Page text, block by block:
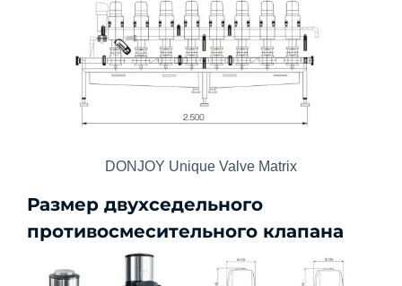
DONJOY Unique Valve Matrix
Размер двухседельного
противосмесительного клапана